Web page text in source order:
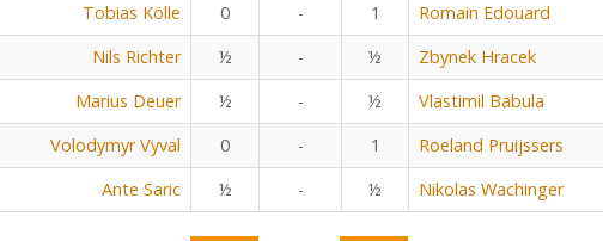
Tobias Kölle 0 - 1 Romain Edouard
Nils Richter ½ - ½ Zbynek Hracek
Marius Deuer ½ - ½ Vlastimil Babula
Volodymyr Vyval 0 - 1 Roeland Pruijssers
Ante Saric ½ - ½ Nikolas Wachinger